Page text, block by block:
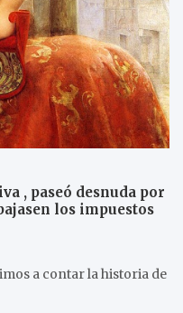
, paseó desnuda por
los impuestos
a contar la historia de